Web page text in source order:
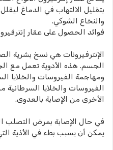
بتقليل الالتهاب في الدماغ
والنخاع الشوكي.
فوائد الحصول على عقار
الإنترفيرونات هي نسخ بشرية
الجسم. هذه الأدوية تعمل مع
ومهاجمة الفيروسات والخلايا
الفيروسات والخلايا السرطانية
الأخرى من الإصابة بالعدوى.
في حال الإصابة بمرض التصلب
يمكن أن يسبب بطء في الأذية